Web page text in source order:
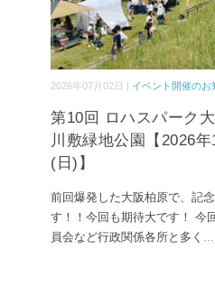
2026年07月02日 | イベント開催のお
第10回 ロハスパーク
川敷緑地公園【2026
(日)】
前回爆発した大阪柏原で、記
す！！今回も期待大です！ 今
員会など行政関係各所と多く